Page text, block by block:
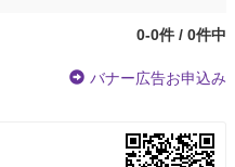
o
0-0件 / 0件中
バナー広告お申込み